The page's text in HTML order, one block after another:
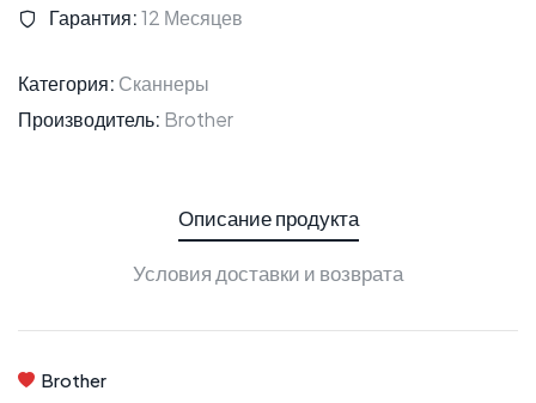
Гарантия:12 Месяцев
Категория: Сканнеры
Производитель: Brother
Описание продукта
Условия доставки и возврата
Brother